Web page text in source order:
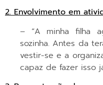
2. Envolvimento em
– “A minha filha
sozinha. Antes da
vestir-se e a
capaz de fazer isso